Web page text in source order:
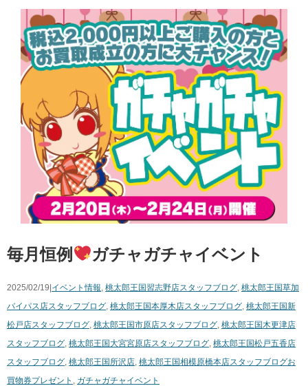
毎月恒例 ガチャガチャイベント
2025/02/19|イベント情報 桃太郎王国習志野店スタッフブログ 桃太郎王国草加
バイパス店スタッフブログ 桃太郎王国本厚木店スタッフブログ 桃太郎王国新
松戸店スタッフブログ 桃太郎王国市原店スタッフブログ 桃太郎王国木更津店
スタッフブログ 桃太郎王国大宮宮原店スタッフブログ 桃太郎王国松戸五香店
スタッフブログ 桃太郎王国所沢店 桃太郎王国相模原橋本店スタッフブログお
買物券プレゼント
ガチャガチャイベント